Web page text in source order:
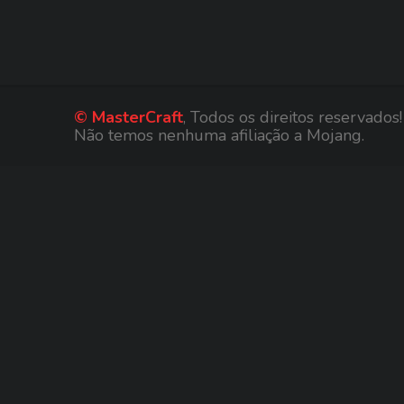
© MasterCraft, Todos os direitos reservados!
Não temos nenhuma afiliação a Mojang.